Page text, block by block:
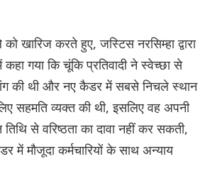
खारिज करते हुए, जस्टिस नरसिम्हा द्वारा
गया कि चूंकि प्रतिवादी ने स्वेच्छा से
की थी और नए कैडर में सबसे निचले स्थान
सहमति व्यक्त की थी, इसलिए वह अपनी
तिथि से वरिष्ठता का दावा नहीं कर सकती,
में मौजूदा कर्मचारियों के साथ अन्याय